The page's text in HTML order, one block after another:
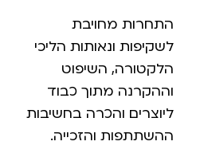
התחרות מחויבת
לשקיפות ונאותות הליכי
הלקטורה, השיפוט
וההקרנה מתוך כבוד
ליוצרים והכרה בחשיבות
ההשתתפות והזכייה.